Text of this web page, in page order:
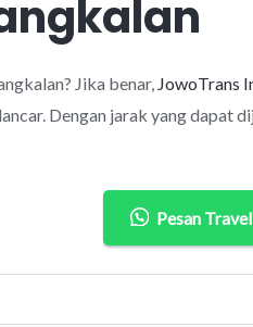
Jika benar, JowoTrans
Dengan jarak yang dapat
Pesan